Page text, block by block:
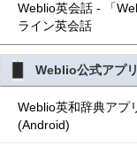
Weblio英会話 - 「
ライン英会話
Weblio公式アプリ
Weblio英和辞典アプ
(Android)